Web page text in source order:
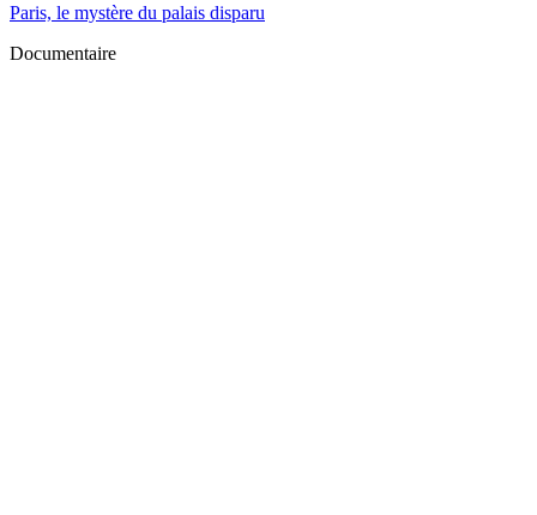
Paris, le mystère du palais disparu
Documentaire